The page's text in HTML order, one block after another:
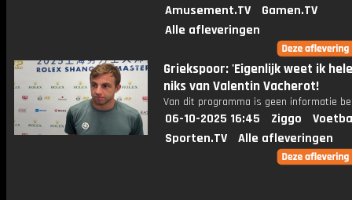
Amusement.TV
Gamen.TV
Alle afleveringen
Griekspoor: 'Eigenlijk weet ik
niks van Valentin Vacherot!
Van dit programma is geen informatie
06-10-2025 16:45 Ziggo
Sporten.TV
Alle afleveringen